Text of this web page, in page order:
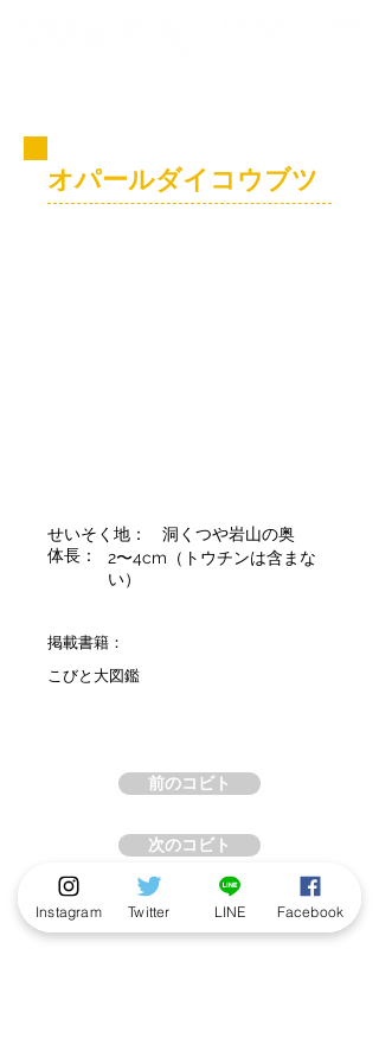
オパールダイコウブツ
せいそく地：
洞くつや岩山の奥
体長：
2〜4cm（トウチンは含まな
い）
掲載書籍：
こびと大図鑑
前のコビト
次のコビト
Instagram Twitter LINE Facebook